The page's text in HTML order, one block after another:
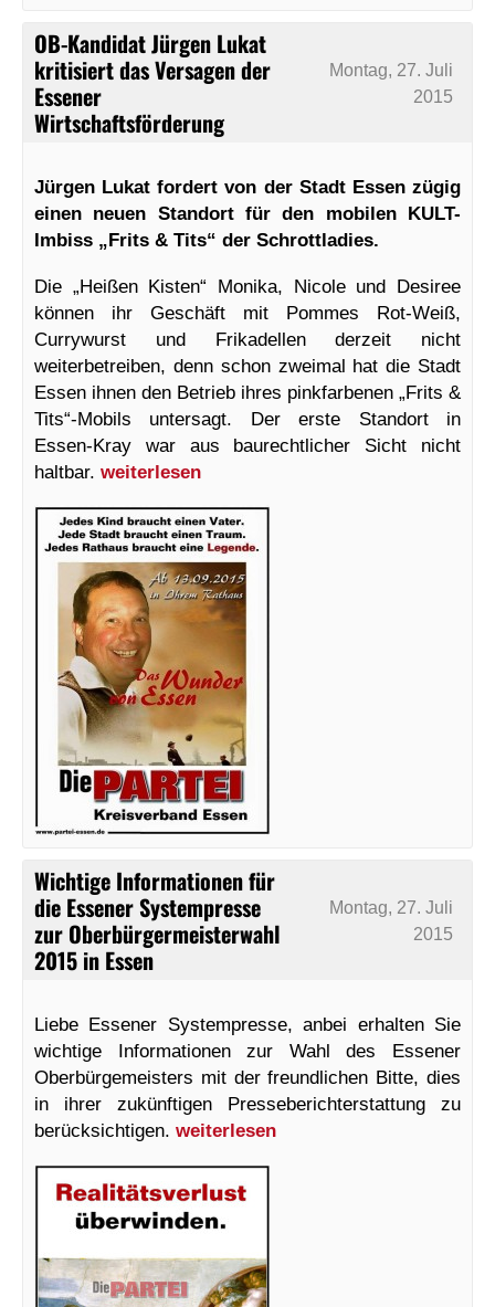
OB-Kandidat Jürgen Lukat
kritisiert das Versagen der
Essener
Wirtschaftsförderung
Montag, 27. Juli
2015
Jürgen Lukat fordert von der Stadt Essen zügig
einen neuen Standort für den mobilen KULT-
Imbiss „Frits & Tits“ der Schrottladies.
Die „Heißen Kisten“ Monika, Nicole und Desiree
können ihr Geschäft mit Pommes Rot-Weiß,
Currywurst und Frikadellen derzeit nicht
weiterbetreiben, denn schon zweimal hat die Stadt
Essen ihnen den Betrieb ihres pinkfarbenen „Frits &
Tits“-Mobils untersagt. Der erste Standort in
Essen-Kray war aus baurechtlicher Sicht nicht
haltbar. weiterlesen
Wichtige Informationen für
die Essener Systempresse
zur Oberbürgermeisterwahl
2015 in Essen
Montag, 27. Juli
2015
Liebe Essener Systempresse, anbei erhalten Sie
wichtige Informationen zur Wahl des Essener
Oberbürgemeisters mit der freundlichen Bitte, dies
in ihrer zukünftigen Presseberichterstattung zu
berücksichtigen. weiterlesen